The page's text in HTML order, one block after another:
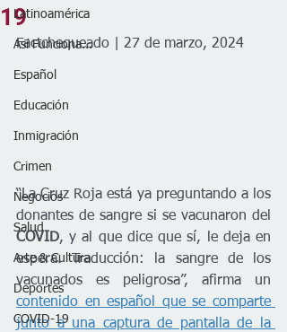
Latinoamérica
Así Funciona...
Español
Educación
Inmigración
Crimen
Negocios
Salud
Arte & Cultura
Deportes
COVID-19
19
Factchequeado | 27 de marzo, 2024
“La Cruz Roja está ya preguntando a los
COVID, y al que dice que sí, le deja en
espera. Traducción: la sangre de los
contenido en español que se comparte
junto a una captura de pantalla de la